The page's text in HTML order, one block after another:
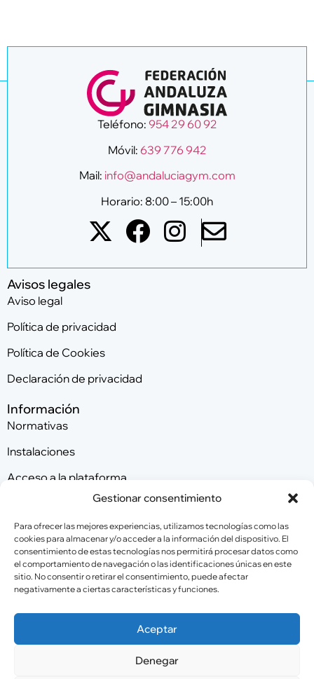
Gestionar consentimiento
Para ofrecer las mejores experiencias, utilizamos tecnologías como las
cookies para almacenar y/o acceder a la información del dispositivo. El
consentimiento de estas tecnologías nos permitirá procesar datos como
el comportamiento de navegación o las identificaciones únicas en este
sitio. No consentir o retirar el consentimiento, puede afectar
negativamente a ciertas características y funciones.
Aceptar
Denegar
Teléfono: 954 29 60 92
Móvil: 639 776 942
Mail: info@andaluciagym.com
Horario: 8:00 – 15:00h
Avisos legales
Aviso legal
Política de privacidad
Política de Cookies
Declaración de privacidad
Información
Normativas
Instalaciones
Acceso a la plataforma
Patrocinadores